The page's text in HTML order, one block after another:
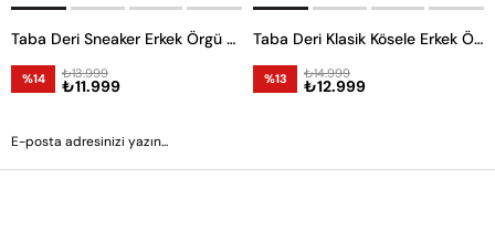
Taba Deri Sneaker Erkek Örgü Ayakkabı
%14 ₺11.999
₺13.999
Taba Deri Klasik Kösele Erkek Örgü Ayakkabı
%13 ₺12.999
₺14.999